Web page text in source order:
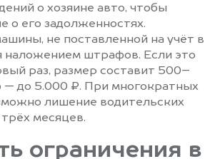
о хозяине авто, чтобы
о его задолженностях.
не поставленной на учёт в
наложением штрафов. Если это
раз, размер составит 500–
— до 5.000 ₽. При многократных
лишение водительских
месяцев.
ограничения в